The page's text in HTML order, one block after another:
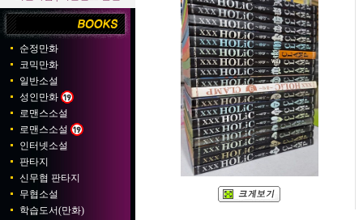
순정만화
코믹만화
일반소설
성인만화
로맨스소설
로맨스소설
인터넷소설
판타지
신무협 판타지
무협소설
학습도서(만화)